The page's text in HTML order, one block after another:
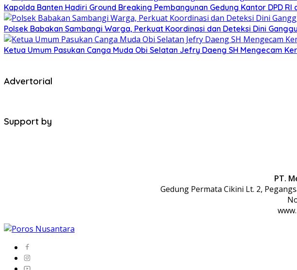
Kapolda Banten Hadiri Ground Breaking Pembangunan Gedung Kantor DPD RI
Polsek Babakan Sambangi Warga, Perkuat Koordinasi dan Deteksi Dini
Ketua Umum Pasukan Canga Muda Obi Selatan Jefry Daeng SH Mengecam
Advertorial
Support by
PT.
Gedung Permata Cikini Lt. 2,